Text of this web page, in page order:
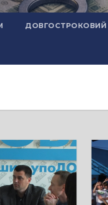
ДОВГОСТРОКОВИЙ